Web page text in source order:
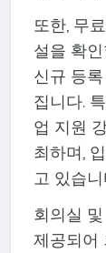
또한, 무
설을 확
신규 등
집니다.
업 지원
최하며,
고 있습
회의실
제공되어